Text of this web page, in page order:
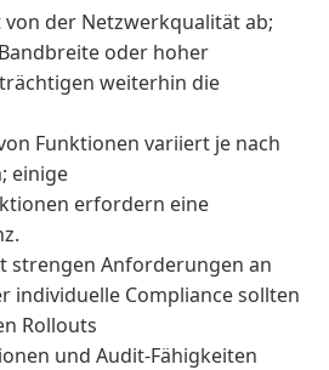
der Netzwerkqualität ab;
oder hoher
weiterhin die
Funktionen variiert je nach
einige
erfordern eine
strengen Anforderungen an
individuelle Compliance sollten
Rollouts
und Audit-Fähigkeiten